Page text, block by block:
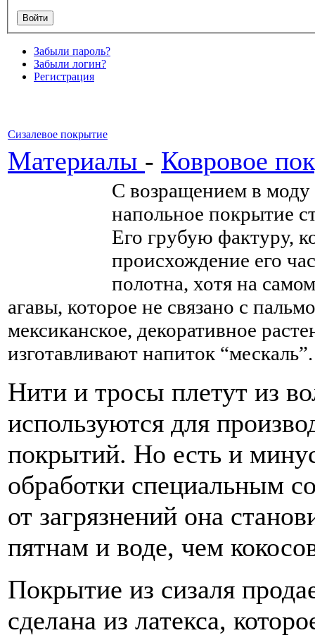
Забыли пароль?
Забыли логин?
Регистрация
Сизалевое покрытие
Материалы - Ковровое
С возращением в моду
напольное покрытие
Его грубую фактуру,
происхождение его
полотна, хотя на
агавы, которое не связано с
мексиканское, декоративное
изготавливают напиток “мескаль”.
Нити и тросы плетут из
используются для
покрытий. Но есть и
обработки специальным
от загрязнений она
пятнам и воде, чем
Покрытие из сизаля
сделана из латекса,